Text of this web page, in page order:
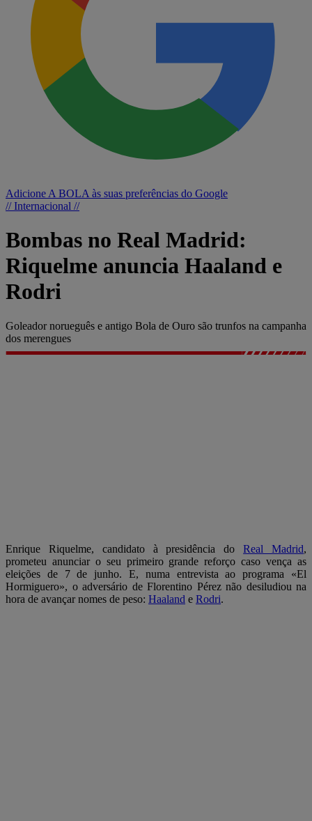
Adicione A BOLA às suas preferências do Google
// Internacional //
Bombas no Real Madrid:
Riquelme anuncia Haaland e
Rodri
Goleador norueguês e antigo Bola de Ouro são trunfos na campanha
dos merengues
Enrique Riquelme, candidato à presidência doReal Madrid,
prometeu anunciar o seu primeiro grande reforço caso vença as
eleições de 7 de junho. E, numa entrevista ao programa «El
Hormiguero», o adversário de Florentino Pérez não desiludiou na
hora de avançar nomes de peso: Haaland e Rodri.